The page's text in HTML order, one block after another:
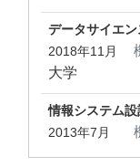
データサイエン
2018年11月
大学
情報システム設
2013年7月